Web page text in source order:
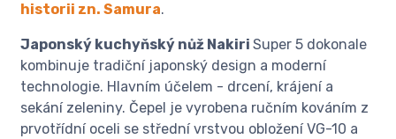
historii zn. Samura.
Japonský kuchyňský nůž Nakiri Super 5 dokonale
kombinuje tradiční japonský design a moderní
technologie. Hlavním účelem - drcení, krájení a
sekání zeleniny. Čepel je vyrobena ručním kováním z
prvotřídní oceli se střední vrstvou obložení VG-10 a